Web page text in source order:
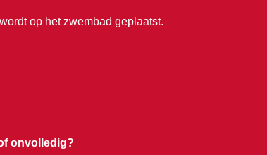
op het zwembad geplaatst.
onvolledig?